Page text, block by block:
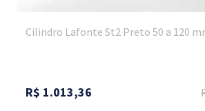
Cilindro Lafonte St2 Preto 50 a 120
R$ 1.013,36